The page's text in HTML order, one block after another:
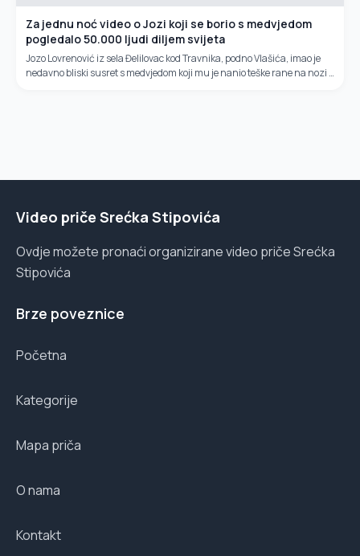
Za jednu noć video o Jozi koji se borio s medvjedom
pogledalo 50.000 ljudi diljem svijeta
Jozo Lovrenović iz sela Đelilovac kod Travnika, podno Vlašića, imao je
nedavno bliski susret s medvjedom koji mu je nanio teške rane na nozi i
Video priče Srećka Stipovića
Ovdje možete pronaći organizirane video priče Srećka
Stipovića
Brze poveznice
Početna
Kategorije
Mapa priča
O nama
Kontakt